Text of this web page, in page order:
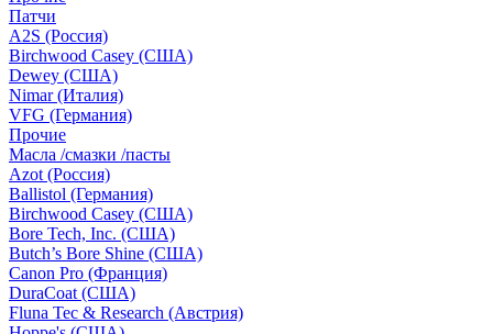
Патчи
A2S (Россия)
Birchwood Casey (США)
Dewey (США)
Nimar (Италия)
VFG (Германия)
Прочие
Масла /смазки /пасты
Azot (Россия)
Ballistol (Германия)
Birchwood Casey (США)
Bore Tech, Inc. (США)
Butch’s Bore Shine (СШA)
Canon Pro (Франция)
DuraCoat (США)
Fluna Tec & Research (Австрия)